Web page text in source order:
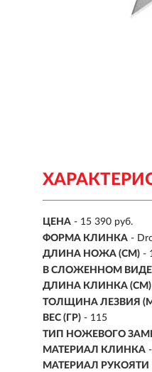
ЦЕНА - 15 390 руб.
ФОРМА КЛИНКА -
ДЛИНА НОЖА (СМ) -
В СЛОЖЕННОМ ВИДЕ
ДЛИНА КЛИНКА (СМ)
ТОЛЩИНА ЛЕЗВИЯ
ВЕС (ГР) - 115
ТИП НОЖЕВОГО
МАТЕРИАЛ КЛИНКА -
МАТЕРИАЛ РУКОЯТИ